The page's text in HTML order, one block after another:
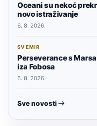
Oceani su nekoć
novo istraživanje
6. 8. 2026.
SVEMIR
Perseverance s
iza Fobosa
6. 8. 2026.
Sve novosti